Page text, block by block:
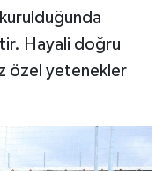
Hayali doğru
özel yetenekler